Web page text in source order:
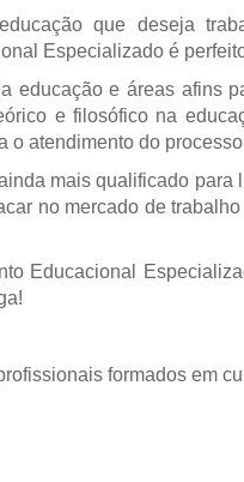
que deseja
Especializado é
educação e áreas afins
e filosófico na
o atendimento do
mais qualificado
no mercado de
Educacional
formados em